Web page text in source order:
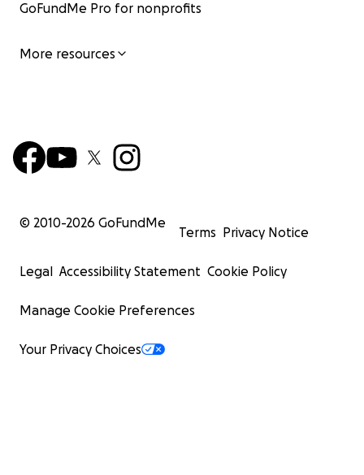
GoFundMe Pro for nonprofits
More resources
© 2010-2026 GoFundMe
Terms Privacy Notice
Legal Accessibility Statement Cookie Policy
Manage Cookie Preferences
Your Privacy Choices